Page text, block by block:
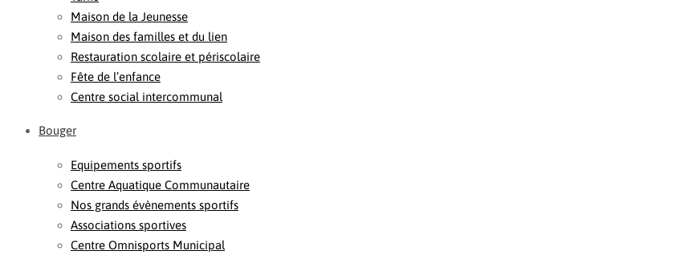
Maison de la Jeunesse
Maison des familles et du lien
Restauration scolaire et périscolaire
Fête de l’enfance
Centre social intercommunal
Bouger
Equipements sportifs
Centre Aquatique Communautaire
Nos grands évènements sportifs
Associations sportives
Centre Omnisports Municipal